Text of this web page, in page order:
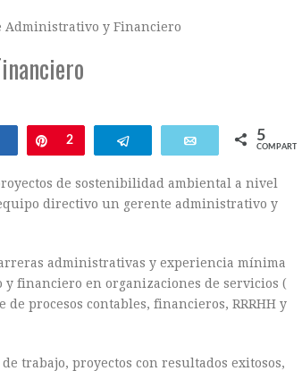
Administrativo y Financiero
Compartir Pin
2 Telegram Email 5
COMPARTIR
de sostenibilidad ambiental a nivel
directivo un gerente administrativo y
administrativas y experiencia mínima
financiero en organizaciones de servicios (
procesos contables, financieros, RRRHH y
trabajo, proyectos con resultados exitosos,